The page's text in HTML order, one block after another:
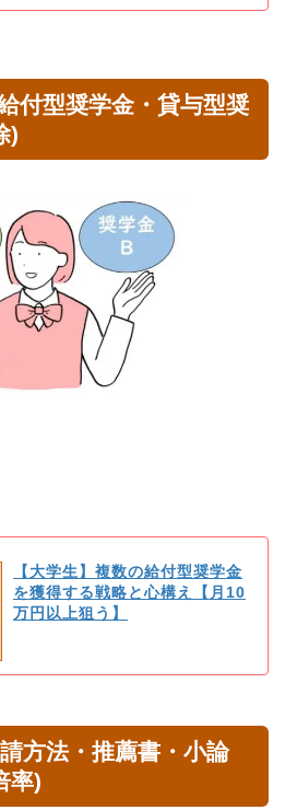
付型奨学金・貸与型奨
)
【大学生】複数の給付型奨学金
を獲得する戦略と心構え【月10
万円以上狙う】
方法・推薦書・小論
率)